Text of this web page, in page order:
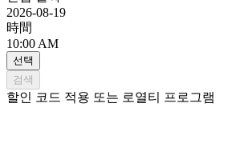
2026-08-19
時間
10:00 AM
선택
검색
할인 코드 적용 또는 로열티 프로그램